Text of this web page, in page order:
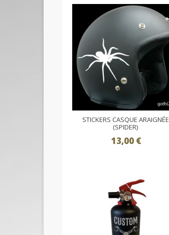
STICKERS CASQUE ARAIGNÉE
(SPIDER)
13,00 €